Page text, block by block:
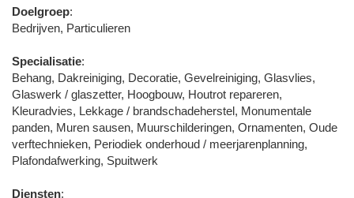
Doelgroep:
Bedrijven, Particulieren
Specialisatie:
Behang, Dakreiniging, Decoratie, Gevelreiniging, Glasvlies,
Glaswerk / glaszetter, Hoogbouw, Houtrot repareren,
Kleuradvies, Lekkage / brandschadeherstel, Monumentale
panden, Muren sausen, Muurschilderingen, Ornamenten, Oude
verftechnieken, Periodiek onderhoud / meerjarenplanning,
Plafondafwerking, Spuitwerk
Diensten: